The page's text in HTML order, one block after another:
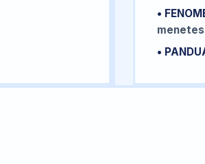
•
menetes
•